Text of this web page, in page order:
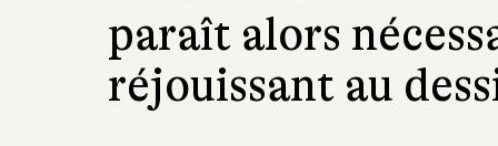
paraît alors
réjouissant au